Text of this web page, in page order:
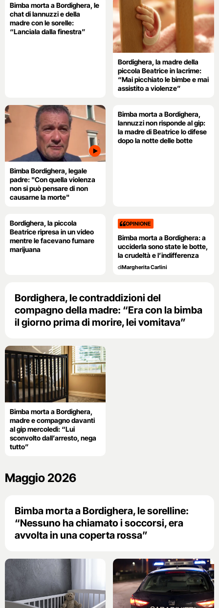
Bimba morta a Bordighera, le
chat di Iannuzzi e della
madre con le sorelle:
“Lanciala dalla finestra”
Bordighera, la madre della
piccola Beatrice in lacrime:
“Mai picchiato le bimbe e mai
assistito a violenze”
Bimba Bordighera, legale
padre: "Con quella violenza
non si può pensare di non
causarne la morte"
Bimba morta a Bordighera,
Iannuzzi non risponde al gip:
la madre di Beatrice lo difese
dopo la notte delle botte
Bordighera, la piccola
Beatrice ripresa in un video
mentre le facevano fumare
marijuana
OPINIONE
Bimba morta a Bordighera: a
ucciderla sono state le botte,
la crudeltà e l’indifferenza
diMargherita Carlini
Bordighera, le contraddizioni del
compagno della madre: “Era con la bimba
il giorno prima di morire, lei vomitava”
Bimba morta a Bordighera,
madre e compagno davanti
al gip mercoledì: “Lui
sconvolto dall’arresto, nega
tutto”
Maggio 2026
Bimba morta a Bordighera, le sorelline:
“Nessuno ha chiamato i soccorsi, era
avvolta in una coperta rossa”